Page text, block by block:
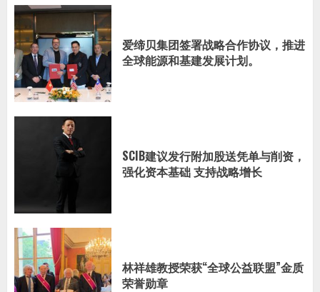
爱缔贝集团签署战略合作协议，推进
全球能源和基建发展计划。
SCIB建议发行附加股送凭单与削资，
强化资本基础 支持战略增长
林祥雄教授荣获“全球公益联盟”金质
荣誉勋章